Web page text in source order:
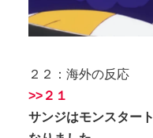
２２：海外の反応
>>２１
サンジはモンスター